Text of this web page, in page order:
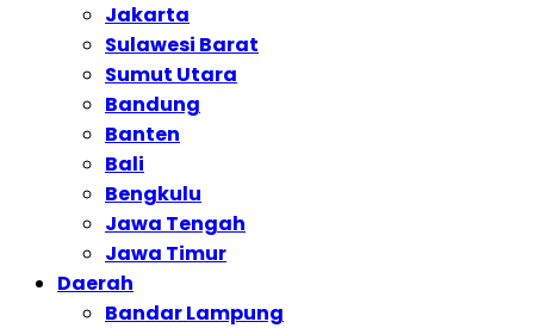
Jakarta
Sulawesi Barat
Sumut Utara
Bandung
Banten
Bali
Bengkulu
Jawa Tengah
Jawa Timur
Daerah
Bandar Lampung